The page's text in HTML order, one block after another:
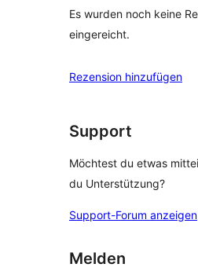
Es wurden noch keine
eingereicht.
Rezension hinzufügen
Support
Möchtest du etwas
du Unterstützung?
Support-Forum anzeigen
Melden